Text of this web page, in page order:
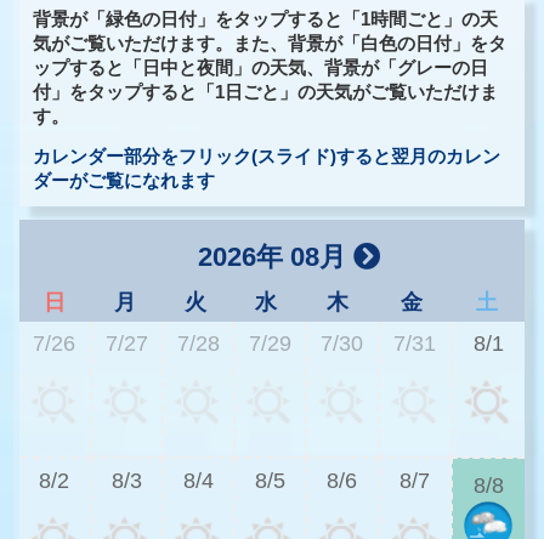
背景が「緑色の日付」をタップすると「1時間ごと」の天
気がご覧いただけます。また、背景が「白色の日付」をタ
ップすると「日中と夜間」の天気、背景が「グレーの日
付」をタップすると「1日ごと」の天気がご覧いただけま
す。
カレンダー部分をフリック(スライド)すると翌月のカレン
ダーがご覧になれます
2026年 08月
日 月 火 水 木 金
土
7/26
7/27 7/28 7/29 7/30 7/31 8/1
8/2 8/3 8/4 8/5 8/6 8/7 8/8